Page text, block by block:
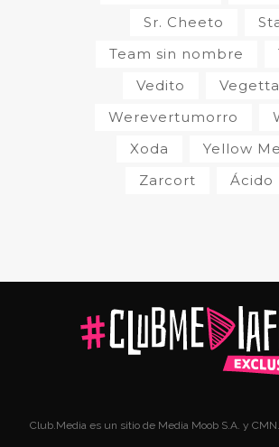
Sr. Cheeto
Team sin nombre
Vedito
Werevertumorro
Xoda
Yellow
Zarcort
Ácido
Club.Media es un sitio de Media Moob S.A. y